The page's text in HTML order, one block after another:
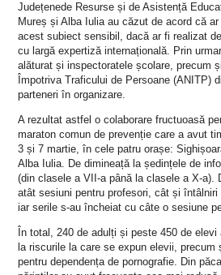
Județenede Resurse și de Asistență
Mureș și Alba Iulia au căzut de acord că
acest subiect sensibil, dacă ar fi realizat
cu largă expertiză internațională. Prin
alăturat și inspectoratele școlare, precum
Împotriva Traficului de Persoane (ANITP)
parteneri în organizare.
A rezultat astfel o colaborare fructuoasă
maraton comun de prevenție care a avut
3 și 7 martie, în cele patru orașe:
Alba Iulia. De dimineață la ședințele de
(din clasele a VII-a până la clasele a X-a).
atât sesiuni pentru profesori, cât și
iar serile s-au încheiat cu câte o sesiune
În total, 240 de adulți și peste 450 de
la riscurile la care se expun elevii, precum
pentru dependența de pornografie. Din